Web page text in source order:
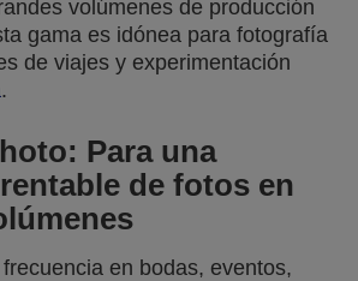
volúmenes de producción
gama es idónea para fotografía
de viajes y experimentación
.
Para una
de fotos en
en bodas, eventos,